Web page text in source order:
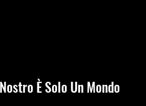
È Solo Un Mondo